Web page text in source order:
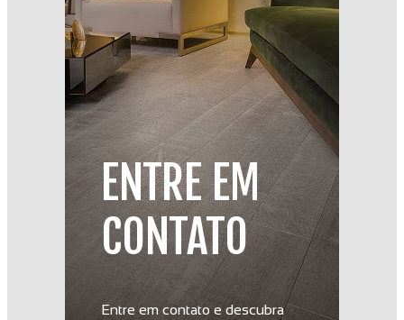
ENTRE EM
CONTATO
Entre em contato e descubra